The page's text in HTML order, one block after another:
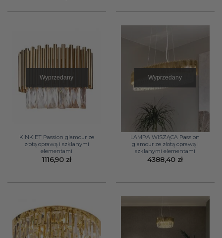
Wyprzedany
KINKIET Passion glamour ze
złotą oprawą i szklanymi
elementami
1116,90 zł
Wyprzedany
LAMPA WISZĄCA Passion
glamour ze złotą oprawą i
szklanymi elementami
4388,40 zł